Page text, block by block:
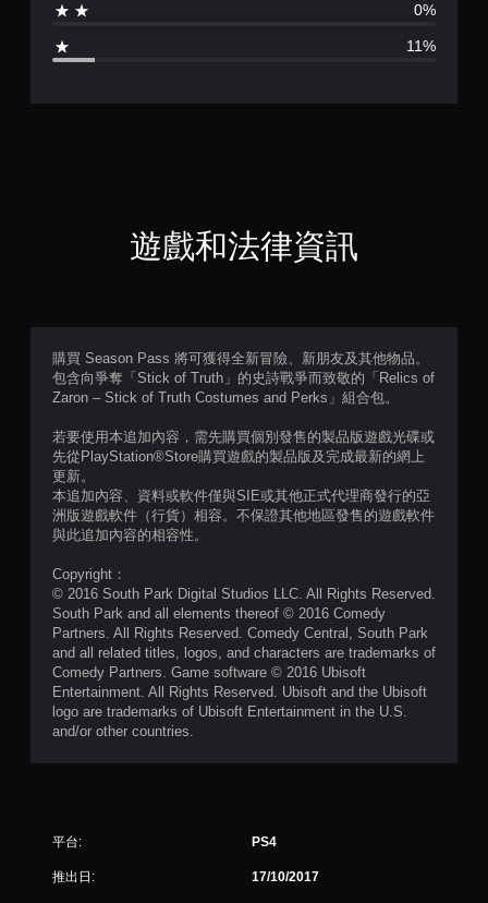
4
5
分
顆
）
共
9
則
評
分
0%
11%
遊戲和法律資訊
購買 Season Pass 將可獲得全新冒險、新朋友及其他物品。
包含向爭奪「Stick of Truth」的史詩戰爭而致敬的「Relics of
Zaron – Stick of Truth Costumes and Perks」組合包。
若要使用本追加內容，需先購買個別發售的製品版遊戲光碟或
先從PlayStation®Store購買遊戲的製品版及完成最新的網上
更新。
本追加內容、資料或軟件僅與SIE或其他正式代理商發行的亞
洲版遊戲軟件（行貨）相容。不保證其他地區發售的遊戲軟件
與此追加內容的相容性。
Copyright：
© 2016 South Park Digital Studios LLC. All Rights Reserved.
South Park and all elements thereof © 2016 Comedy
Partners. All Rights Reserved. Comedy Central, South Park
and all related titles, logos, and characters are trademarks of
Comedy Partners. Game software © 2016 Ubisoft
Entertainment. All Rights Reserved. Ubisoft and the Ubisoft
logo are trademarks of Ubisoft Entertainment in the U.S.
and/or other countries.
平台: PS4
推出日: 17/10/2017